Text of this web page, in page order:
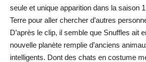
seule et unique apparition dans la saison
Terre pour aller chercher d’autres
D’après le clip, il semble que Snuffles ait
nouvelle planète remplie d’anciens
intelligents. Dont des chats en costume